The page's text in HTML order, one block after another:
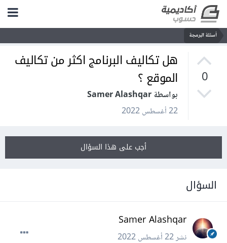
أسئلة البرمجة
0
هل تكاليف البرنامج اكثر من تكاليف
الموقع ؟
بواسطة Samer Alashqar
22 أغسطس 2022
أجب على هذا السؤال
السؤال
Samer Alashqar
نشر22 أغسطس 2022